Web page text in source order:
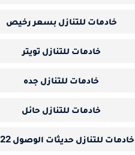
خادمات للتنازل بسعر رخيص
خادمات للتنازل تويتر
خادمات للتنازل جده
خادمات للتنازل حائل
خادمات للتنازل حديثات الوصول 2022